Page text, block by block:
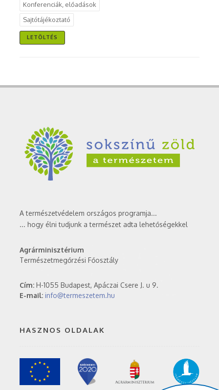
Konferenciák, előadások
Sajtótájékoztató
LETÖLTÉS
A természetvédelem országos programja...
... hogy élni tudjunk a természet adta lehetőségekkel
Agrárminisztérium
Természetmegőrzési Főosztály
Cím: H-1055 Budapest, Apáczai Csere J. u 9.
E-mail: info@termeszetem.hu
HASZNOS OLDALAK